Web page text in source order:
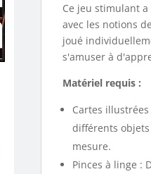
Ce jeu stimulant
avec les notions
joué
s'amuser à
Matériel requis :
Cartes
différents
mesure.
Pinces à linge :